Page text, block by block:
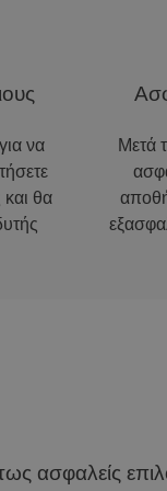
να
θα
Μετά
ασφαλείς